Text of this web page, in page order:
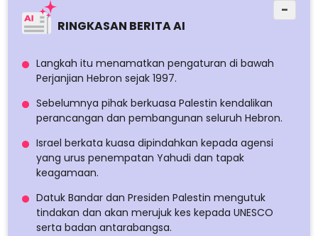
RINGKASAN BERITA AI
−
Langkah itu menamatkan pengaturan di bawah
Perjanjian Hebron sejak 1997.
Sebelumnya pihak berkuasa Palestin kendalikan
perancangan dan pembangunan seluruh Hebron.
Israel berkata kuasa dipindahkan kepada agensi
yang urus penempatan Yahudi dan tapak
keagamaan.
Datuk Bandar dan Presiden Palestin mengutuk
tindakan dan akan merujuk kes kepada UNESCO
serta badan antarabangsa.